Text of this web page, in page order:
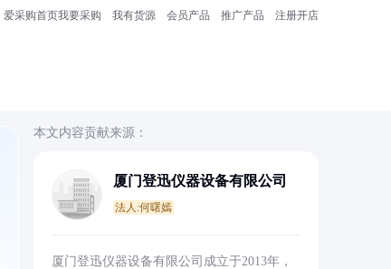
爱采购首页我要采购 我有货源 会员产品 推广产品 注册开店
本文内容贡献来源：
厦门登迅仪器设备有限公司
法人:何曙嫣
厦门登迅仪器设备有限公司成立于2013年，